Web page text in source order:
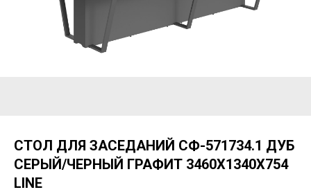
СТОЛ ДЛЯ ЗАСЕДАНИЙ СФ-571734.1 ДУБ
СЕРЫЙ/ЧЕРНЫЙ ГРАФИТ 3460Х1340Х754
LINE